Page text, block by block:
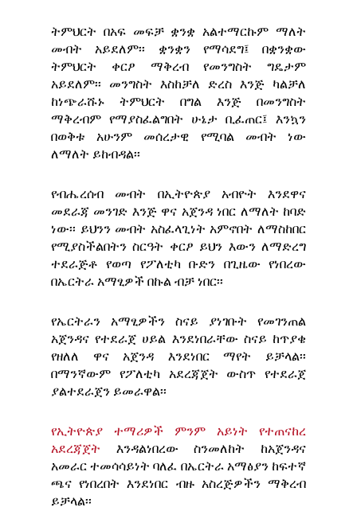
ትምህርት በአፍ መፍቻ ቋንቋ አልተማርኩም ማለት
መብት አይደለም፡፡ ቋንቋን የማሳደግ፤ በቋንቋው
ትምህርት ቀርፆ ማቅረብ የመንግስት ግዴታም
አይደለም፡፡ መንግስት እስከቻለ ድረስ እንጅ ካልቻለ
ከነጭራሹኑ ትምህርት በግል እንጅ በመንግስት
ማቅረብም የማያስፈልግበት ሁኔታ ቢፈጠር፤ እንኳን
በወቅቱ አሁንም መሰረታዊ የሚባል መብት ነው
ለማለት ይከብዳል፡፡
የብሔረሰብ መብት በኢትዮጵያ አብዮት እንደዋና
መደራጃ መንገድ እንጅ ዋና አጀንዳ ነበር ለማለት ከባድ
ነው፡፡ ይህንን መብት አስፈላጊነት አምኖበት ለማስከበር
የሚያስችልበትን ስርዓት ቀርፆ ይህን እውን ለማድረግ
ተደራጅቶ የወጣ የፖለቲካ ቡድን በጊዜው የነበረው
በኤርትራ አማፂዎች በኩል ብቻ ነበር፡፡
የኤርትራን አማፂዎችን ስናይ ያነገቡት የመገንጠል
አጀንዳና የተደራጀ ሀይል እንደነበራቸው ስናይ ከጥያቄ
የዘለለ ዋና አጀንዳ እንደነበር ማየት ይቻላል፡፡
በማንኛውም የፖለቲካ አደረጃጀት ውስጥ የተደራጀ
ያልተደራጀን ይመራዋል፡፡
የኢትዮጵያ ተማሪዎች ምንም አይነት የተጠናከረ
አደረጃጀት እንዳልነበረው ስንመለከት ከአጀንዳና
አመራር ተመሳሳይነት ባለፈ በኤርትራ አማፅያን ከፍተኛ
ጫና የነበረበት እንደነበር ብዙ አስረጅዎችን ማቅረብ
ይቻላል፡፡